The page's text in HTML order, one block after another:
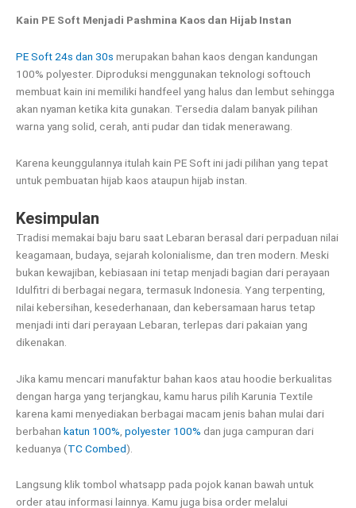
Kain PE Soft Menjadi Pashmina Kaos dan Hijab Instan
PE Soft 24s dan 30s merupakan bahan kaos dengan kandungan
100% polyester. Diproduksi menggunakan teknologi softouch
membuat kain ini memiliki handfeel yang halus dan lembut sehingga
akan nyaman ketika kita gunakan. Tersedia dalam banyak pilihan
warna yang solid, cerah, anti pudar dan tidak menerawang.
Karena keunggulannya itulah kain PE Soft ini jadi pilihan yang tepat
untuk pembuatan hijab kaos ataupun hijab instan.
Kesimpulan
Tradisi memakai baju baru saat Lebaran berasal dari perpaduan nilai
keagamaan, budaya, sejarah kolonialisme, dan tren modern. Meski
bukan kewajiban, kebiasaan ini tetap menjadi bagian dari perayaan
Idulfitri di berbagai negara, termasuk Indonesia. Yang terpenting,
nilai kebersihan, kesederhanaan, dan kebersamaan harus tetap
menjadi inti dari perayaan Lebaran, terlepas dari pakaian yang
dikenakan.
Jika kamu mencari manufaktur bahan kaos atau hoodie berkualitas
dengan harga yang terjangkau, kamu harus pilih Karunia Textile
karena kami menyediakan berbagai macam jenis bahan mulai dari
berbahan katun 100% polyester 100% dan juga campuran dari
keduanya (TC Combed).
Langsung klik tombol whatsapp pada pojok kanan bawah untuk
order atau informasi lainnya. Kamu juga bisa order melalui